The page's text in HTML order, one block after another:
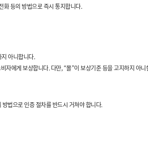
화 등의 방법으로 즉시 통지합니다.
아니합니다.
에게 보상합니다. 다만, “몰”이 보상기준 등을 고지하지 아
법으로 인증 절차를 반드시 거쳐야 합니다.